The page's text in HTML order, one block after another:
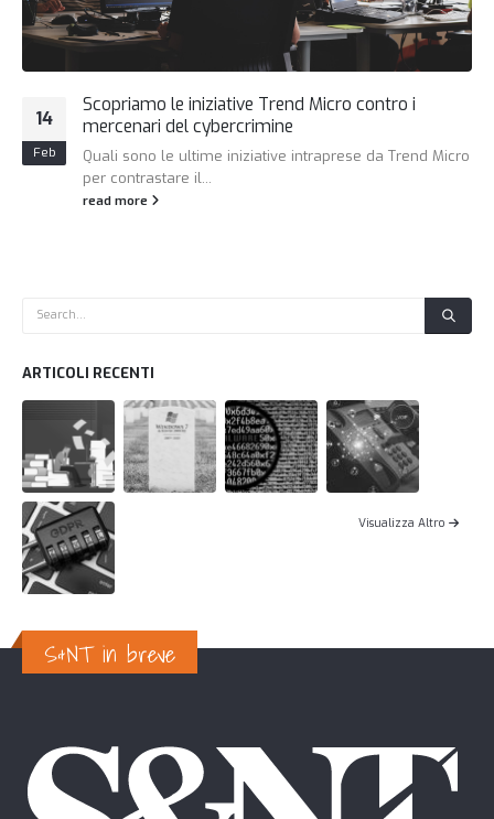
14
Feb
Scopriamo le iniziative Trend Micro contro i
mercenari del cybercrimine
Quali sono le ultime iniziative intraprese da Trend Micro
per contrastare il...
read more
ARTICOLI RECENTI
Visualizza Altro
S&NT in breve